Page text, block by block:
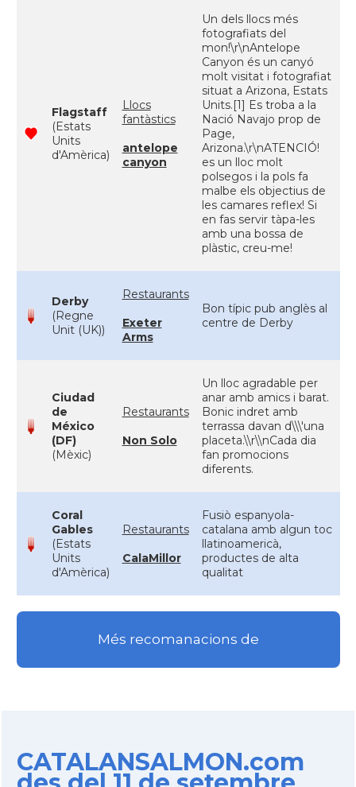
Flagstaff
(Estats
Units
d'Amèrica)
Llocs
fantàstics
antelope
canyon
Un dels llocs més
fotografiats del
mon!\r\nAntelope
Canyon és un canyó
molt visitat i fotografiat
situat a Arizona, Estats
Units.[1] Es troba a la
Nació Navajo prop de
Page,
Arizona.\r\nATENCIÓ!
es un lloc molt
polsegos i la pols fa
malbe els objectius de
les camares reflex! Si
en fas servir tàpa-les
amb una bossa de
plàstic, creu-me!
Derby
(Regne
Unit (UK))
Restaurants
Exeter
Arms
Bon típic pub anglès al
centre de Derby
Ciudad
de
México
(DF)
(Mèxic)
Restaurants
Non Solo
Un lloc agradable per
anar amb amics i barat.
Bonic indret amb
terrassa davan d\\\'una
placeta.\\r\\nCada dia
fan promocions
diferents.
Coral
Gables
(Estats
Units
d'Amèrica)
Restaurants
CalaMillor
Fusiò espanyola-
catalana amb algun toc
llatinoamericà,
productes de alta
qualitat
Més recomanacions de
CATALANSALMON.com